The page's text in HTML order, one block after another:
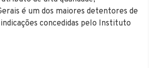
é um dos maiores detentores de
indicações concedidas pelo Instituto